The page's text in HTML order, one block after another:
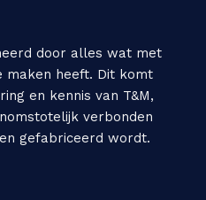
door alles wat met
maken heeft. Dit komt
en kennis van T&M,
verbonden
gefabriceerd wordt.